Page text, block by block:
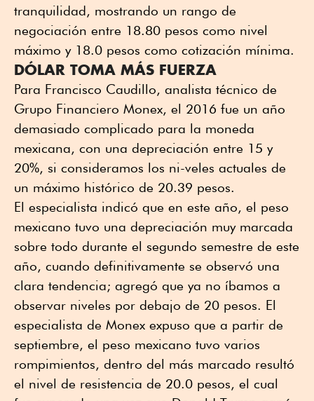
tranquilidad, mostrando un rango de
negociación entre 18.80 pesos como nivel
máximo y 18.0 pesos como cotización mínima.
DÓLAR TOMA MÁS FUERZA
Para Francisco Caudillo, analista técnico de
Grupo Financiero Monex, el 2016 fue un año
demasiado complicado para la moneda
mexicana, con una depreciación entre 15 y
20%, si consideramos los ni-veles actuales de
un máximo histórico de 20.39 pesos.
El especialista indicó que en este año, el peso
mexicano tuvo una depreciación muy marcada
sobre todo durante el segundo semestre de este
año, cuando definitivamente se observó una
clara tendencia; agregó que ya no íbamos a
observar niveles por debajo de 20 pesos. El
especialista de Monex expuso que a partir de
septiembre, el peso mexicano tuvo varios
rompimientos, dentro del más marcado resultó
el nivel de resistencia de 20.0 pesos, el cual